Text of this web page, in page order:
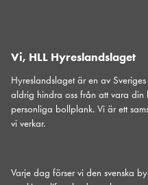
Vi, HLL Hyreslandslaget
Hyreslandslaget är en av
aldrig hindra oss från att vara din
personliga bollplank. Vi är ett
vi verkar.
Varje dag förser vi den svenska